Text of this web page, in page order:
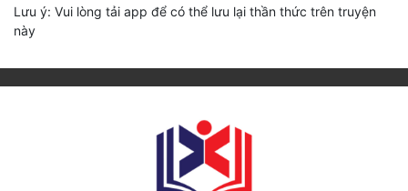
Lưu ý: Vui lòng tải app để có thể lưu lại thần thức trên truyện
này